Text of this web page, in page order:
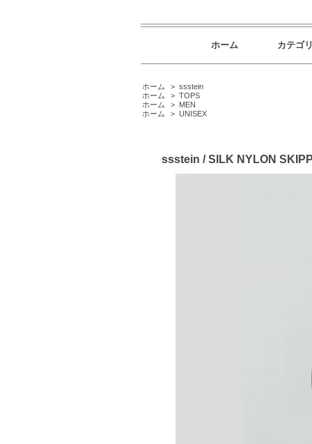
ホーム カテゴ
ホーム > ssstein
ホーム
> TOPS
ホーム
> MEN
ホーム
> UNISEX
ssstein / SILK NYLON